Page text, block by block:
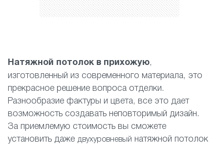
Натяжной потолок в прихожую,
изготовленный из современного материала, это
прекрасное решение вопроса отделки.
Разнообразие фактуры и цвета, все это дает
возможность создавать неповторимый дизайн.
За приемлемую стоимость вы сможете
установить даже двухуровневый натяжной потолок